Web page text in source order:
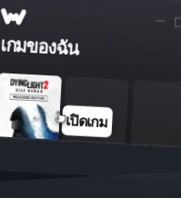
เกมของฉัน
เปิดเกม